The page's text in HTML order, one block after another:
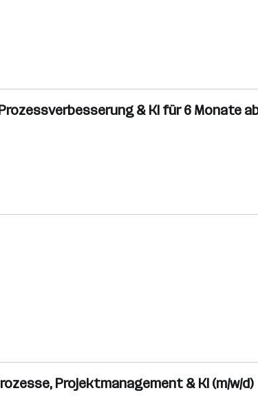
& KI für 6 Monate ab
Projektmanagement & KI (m/w/d)